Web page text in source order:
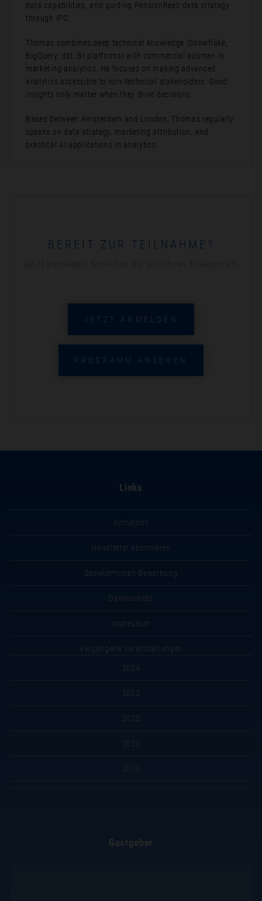
data capabilities, and guiding PensionBee’s data strategy
through IPO.
Thomas combines deep technical knowledge (Snowflake,
BigQuery, dbt, BI platforms) with commercial acumen in
marketing analytics. He focuses on making advanced
analytics accessible to non-technical stakeholders. Good
insights only matter when they drive decisions.
Based between Amsterdam and London, Thomas regularly
speaks on data strategy, marketing attribution, and
practical AI applications in analytics.
BEREIT ZUR TEILNAHME?
JETZT ANMELDEN
PROGRAMM ANSEHEN
Links
Anmelden
Newsletter abonnieren
Speaker*innen Bewerbung
Datenschutz
Impressum
Vergangene Veranstaltungen
2024
2023
2022
2020
2019
Gastgeber